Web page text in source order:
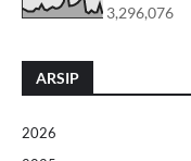
3,296,076
ARSIP
2026